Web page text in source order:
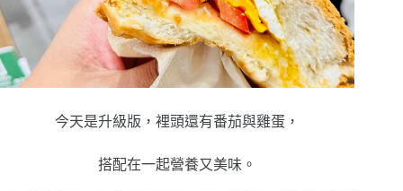
今天是升級版，裡頭還有番茄與雞蛋，
搭配在一起營養又美味。